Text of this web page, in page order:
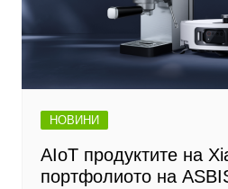
НОВИНИ
AIoT продуктите на
портфолиото на